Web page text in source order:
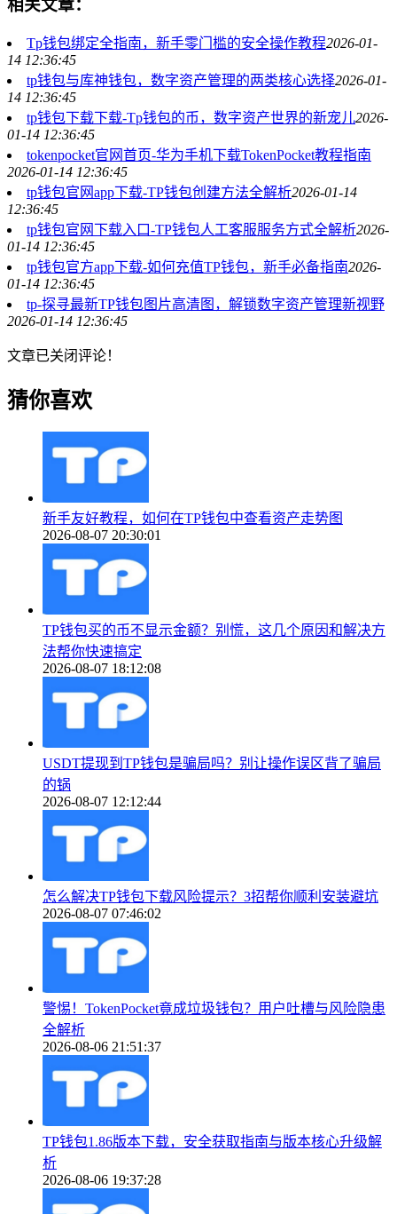
相关文章：
Tp钱包绑定全指南，新手零门槛的安全操作教程2026-01-
14 12:36:45
tp钱包与库神钱包，数字资产管理的两类核心选择2026-01-
14 12:36:45
tp钱包下载下载-Tp钱包的币，数字资产世界的新宠儿2026-
01-14 12:36:45
tokenpocket官网首页-华为手机下载TokenPocket教程指南
2026-01-14 12:36:45
tp钱包官网app下载-TP钱包创建方法全解析2026-01-14
12:36:45
tp钱包官网下载入口-TP钱包人工客服服务方式全解析2026-
01-14 12:36:45
tp钱包官方app下载-如何充值TP钱包，新手必备指南2026-
01-14 12:36:45
tp-探寻最新TP钱包图片高清图，解锁数字资产管理新视野
2026-01-14 12:36:45
文章已关闭评论！
猜你喜欢
新手友好教程，如何在TP钱包中查看资产走势图
2026-08-07 20:30:01
TP钱包买的币不显示金额？别慌，这几个原因和解决方
法帮你快速搞定
2026-08-07 18:12:08
USDT提现到TP钱包是骗局吗？别让操作误区背了骗局
的锅
2026-08-07 12:12:44
怎么解决TP钱包下载风险提示？3招帮你顺利安装避坑
2026-08-07 07:46:02
警惕！TokenPocket竟成垃圾钱包？用户吐槽与风险隐患
全解析
2026-08-06 21:51:37
TP钱包1.86版本下载，安全获取指南与版本核心升级解
析
2026-08-06 19:37:28